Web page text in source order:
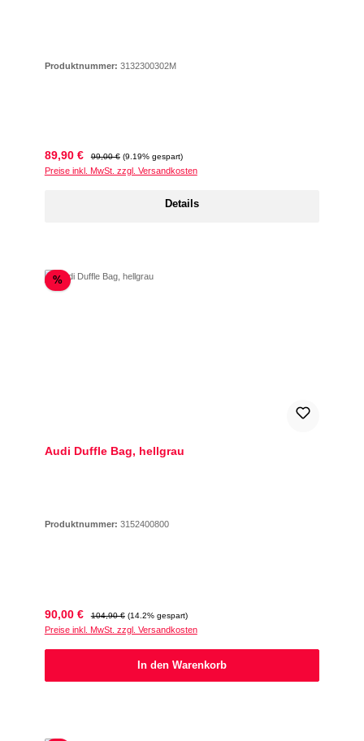
Produktnummer: 3132300302M
Verkaufspreis:
89,90 € Regulärer Preis:
99,00 € (9.19% gespart)
Preise inkl. MwSt. zzgl. Versandkosten
Details
%Rabatt
Audi Duffle Bag, hellgrau
Produktnummer: 3152400800
Verkaufspreis:
90,00 € Regulärer Preis:
104,90 € (14.2% gespart)
Preise inkl. MwSt. zzgl. Versandkosten
In den Warenkorb